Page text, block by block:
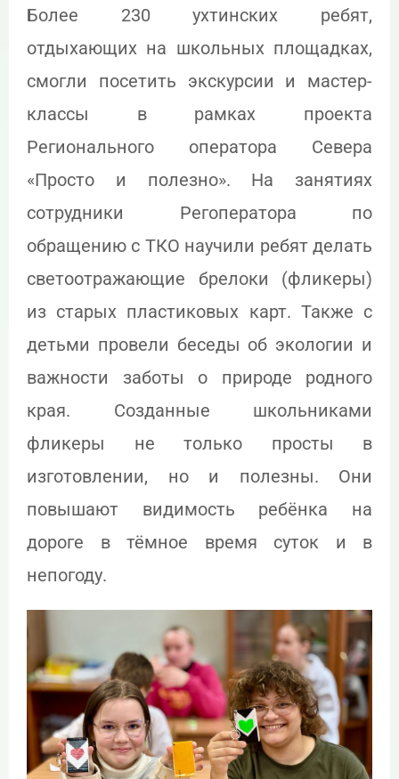
Более 230 ухтинских ребят,
отдыхающих на школьных площадках,
смогли посетить экскурсии и мастер-
классы в рамках проекта
Регионального оператора Севера
«Просто и полезно». На занятиях
сотрудники Регоператора по
обращению с ТКО научили ребят делать
светоотражающие брелоки (фликеры)
из старых пластиковых карт. Также с
детьми провели беседы об экологии и
важности заботы о природе родного
края. Созданные школьниками
фликеры не только просты в
изготовлении, но и полезны. Они
повышают видимость ребёнка на
дороге в тёмное время суток и в
непогоду.